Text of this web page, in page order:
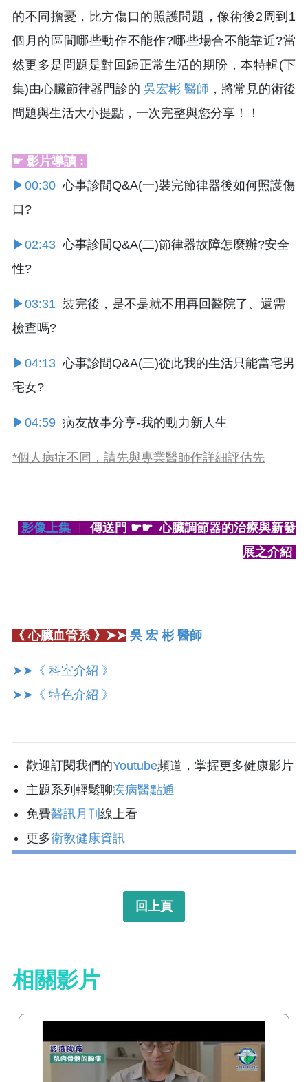
的不同擔憂，比方傷口的照護問題，像術後2周到1
個月的區間哪些動作不能作?哪些場合不能靠近?當
然更多是問題是對回歸正常生活的期盼，本特輯(下
集)由心臟節律器門診的 吳宏彬 醫師 ，將常見的術後
問題與生活大小提點，一次完整與您分享！！
☛ 影片導讀 :
▶00:30心事診間Q&A(一)裝完節律器後如何照護傷
口?
▶02:43心事診間Q&A(二)節律器故障怎麼辦?安全
性?
▶03:31 裝完後，是不是就不用再回醫院了、還需
檢查嗎?
▶04:13心事診間Q&A(三)從此我的生活只能當宅男
宅女?
▶04:59 病友故事分享-我的動力新人生
*個人病症不同，請先與專業醫師作詳細評估先
影像上集 ︱
傳送門 ☛☛ 心臟調節器的治療與新發
展之介紹
《 心臟血管系 》➤➤ 吳 宏 彬 醫師
➤➤《 科室介紹 》
➤➤《 特色介紹 》
歡迎訂閱我們的Youtube頻道，掌握更多健康影片
主題系列輕鬆聊疾病醫點通
免費醫訊月刊 線上看
更多衛教健康資訊
回上頁
相關影片